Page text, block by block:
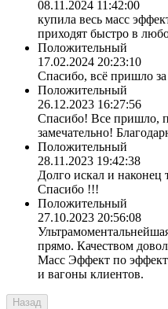
08.11.2024 11:42:00
купила весь масс
приходят быстро в
Положительный
17.02.2024 20:23:10
Спасибо, всё пришло
Положительный
26.12.2023 16:27:56
Спасибо! Все пришло,
замечательно!
Положительный
28.11.2023 19:42:38
Долго искал и
Спасибо !!!
Положительный
27.10.2023 20:56:08
прямо. Качеством
Масс Эффект по
и вагоны клиентов.
Назад